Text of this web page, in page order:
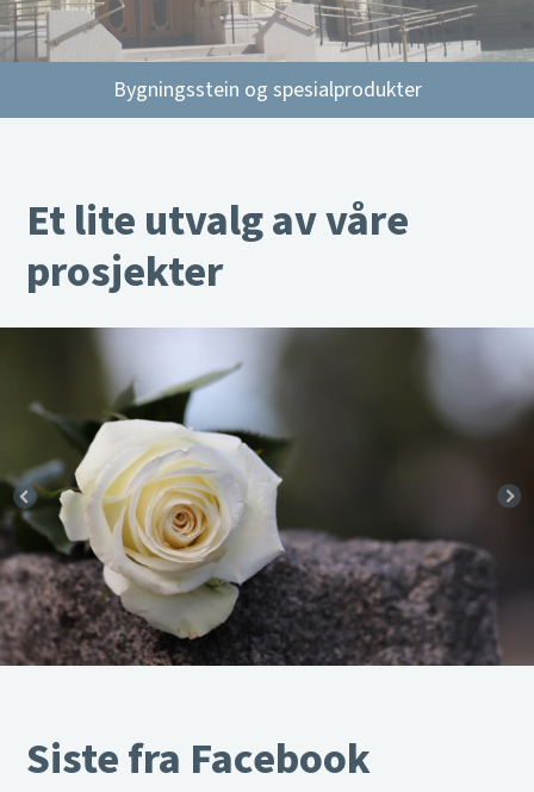
Bygningsstein og spesialprodukter
Et lite utvalg av våre
prosjekter
Siste fra Facebook